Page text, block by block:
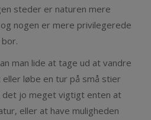
steder er naturen mere
nogen er mere privilegerede
man lide at tage ud at vandre
eller løbe en tur på små stier
det jo meget vigtigt enten at
eller at have muligheden